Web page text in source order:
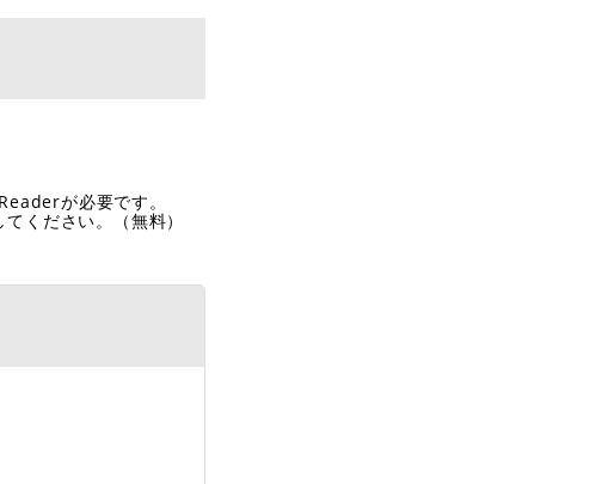
が必要です。
ください。（無料）